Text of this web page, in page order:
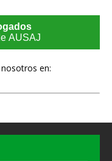
AUSAJ
en: